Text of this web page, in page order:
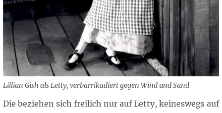
Lillian Gish als Letty, verbarrikadiert gegen Wind und Sand
Die beziehen sich freilich nur auf Letty, keineswegs auf